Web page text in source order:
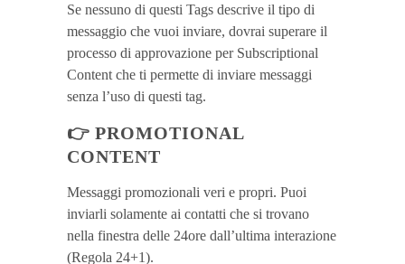
Se nessuno di questi Tags descrive il tipo di
messaggio che vuoi inviare, dovrai superare il
processo di approvazione per Subscriptional
Content che ti permette di inviare messaggi
senza l’uso di questi tag.
👉 PROMOTIONAL
CONTENT
Messaggi promozionali veri e propri. Puoi
inviarli solamente ai contatti che si trovano
nella finestra delle 24ore dall’ultima interazione
(Regola 24+1).